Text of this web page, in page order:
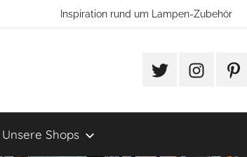
Inspiration rund um Lampen-Zubehör
#TwitterInstagram
Unsere Shops